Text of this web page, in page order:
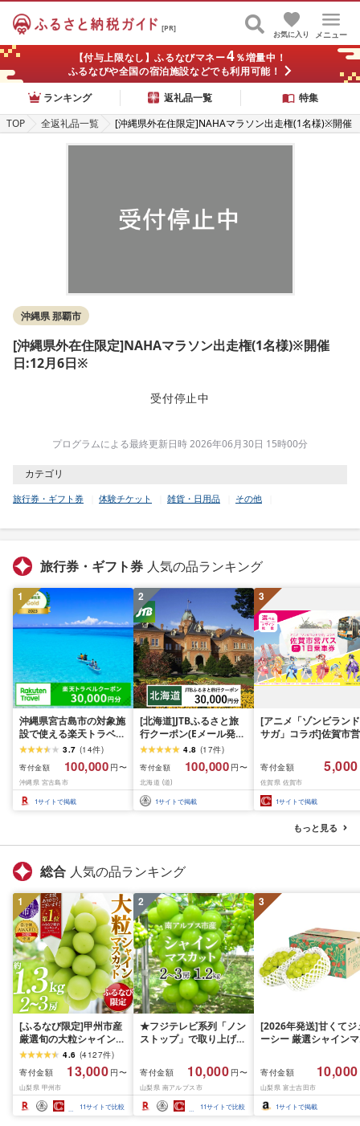
[PR]
メニュー
お気に入り
【付与上限なし】ふるなびマネー4％増量中！
ふるなびや全国の宿泊施設などでも利用可能！
ランキング
返礼品一覧
特集
TOP
全返礼品一覧
[沖縄県外在住限定]NAHAマラソン出走権(1名様)※開催
沖縄県 那覇市
[沖縄県外在住限定]NAHAマラソン出走権(1名様)※開催
日:12月6日※
受付停止中
プログラムによる最終更新日時 2026年06月30日 15時00分
カテゴリ
旅行券・ギフト券 体験チケット 雑貨・日用品 その他
旅行券・ギフト券 人気の品ランキング
1
沖縄県宮古島市の対象施
設で使える楽天トラベル
クーポン 寄付額100,000
3.7 (14件)
寄付金額 100,000 円〜
沖縄県 宮古島市
1サイトで掲載
2
[北海道]JTBふるさと旅
行クーポン(Eメール発
行)30,000円分 旅行 トラ
ベル 宿泊 人気 おすすめ
JTBW030T
4.8 (17件)
寄付金額 100,000 円〜
北海道 (道)
1サイトで掲載
3
[アニメ「ゾンビランド
サガ」コラボ]佐賀市営
寄付金額 5,000
佐賀県 佐賀市
1サイトで掲載
もっと見る
総合 人気の品ランキング
1
[ふるなび限定]甲州市産
厳選旬の大粒シャインマ
スカット 約1.3kg 2〜3
房[2026年発送]
(MG)B12-472 FN-
Limited-VO シャインマ
スカット フルーツ
4.6 (4127件)
寄付金額
13,000 円〜
山梨県 甲州市
11サイトで比較
2
★フジテレビ系列「ノン
ストップ」で取り上げら
先行予約]南アルプス市
産シャインマスカット
1.2kg以上(2〜3房)ふる
さと納税 おすすめ 山梨
県 南アルプス市 送料無
寄付金額 10,000 円〜
山梨県 南アルプス市
11サイトで比較
3
[2026年発送]甘くてジ
ーシー 厳選シャインマ
月前半(1〜15日)から
月下旬までの発送) フ
ーツ ぶどう 果物 山梨
産 2026 旬 大粒 高級
寄付金額 10,000
山梨県 富士吉田市
1サイトで掲載